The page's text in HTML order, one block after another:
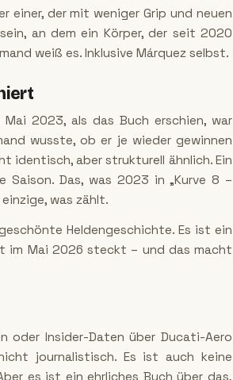
einer, der mit weniger Grip und neuen
an dem ein Körper, der seit 2020
weiß es. Inklusive Márquez selbst.
2023, als das Buch erschien, war
wusste, ob er je wieder gewinnen
identisch, aber strukturell ähnlich. Ein
Saison. Das, was 2023 in „Kurve 8 –
was zählt.
Heldengeschichte. Es ist ein
im Mai 2026 steckt – und das macht
oder Insider-Daten über Ducati-Aero
journalistisch. Es ist auch keine
es ist ein ehrliches Buch über das,